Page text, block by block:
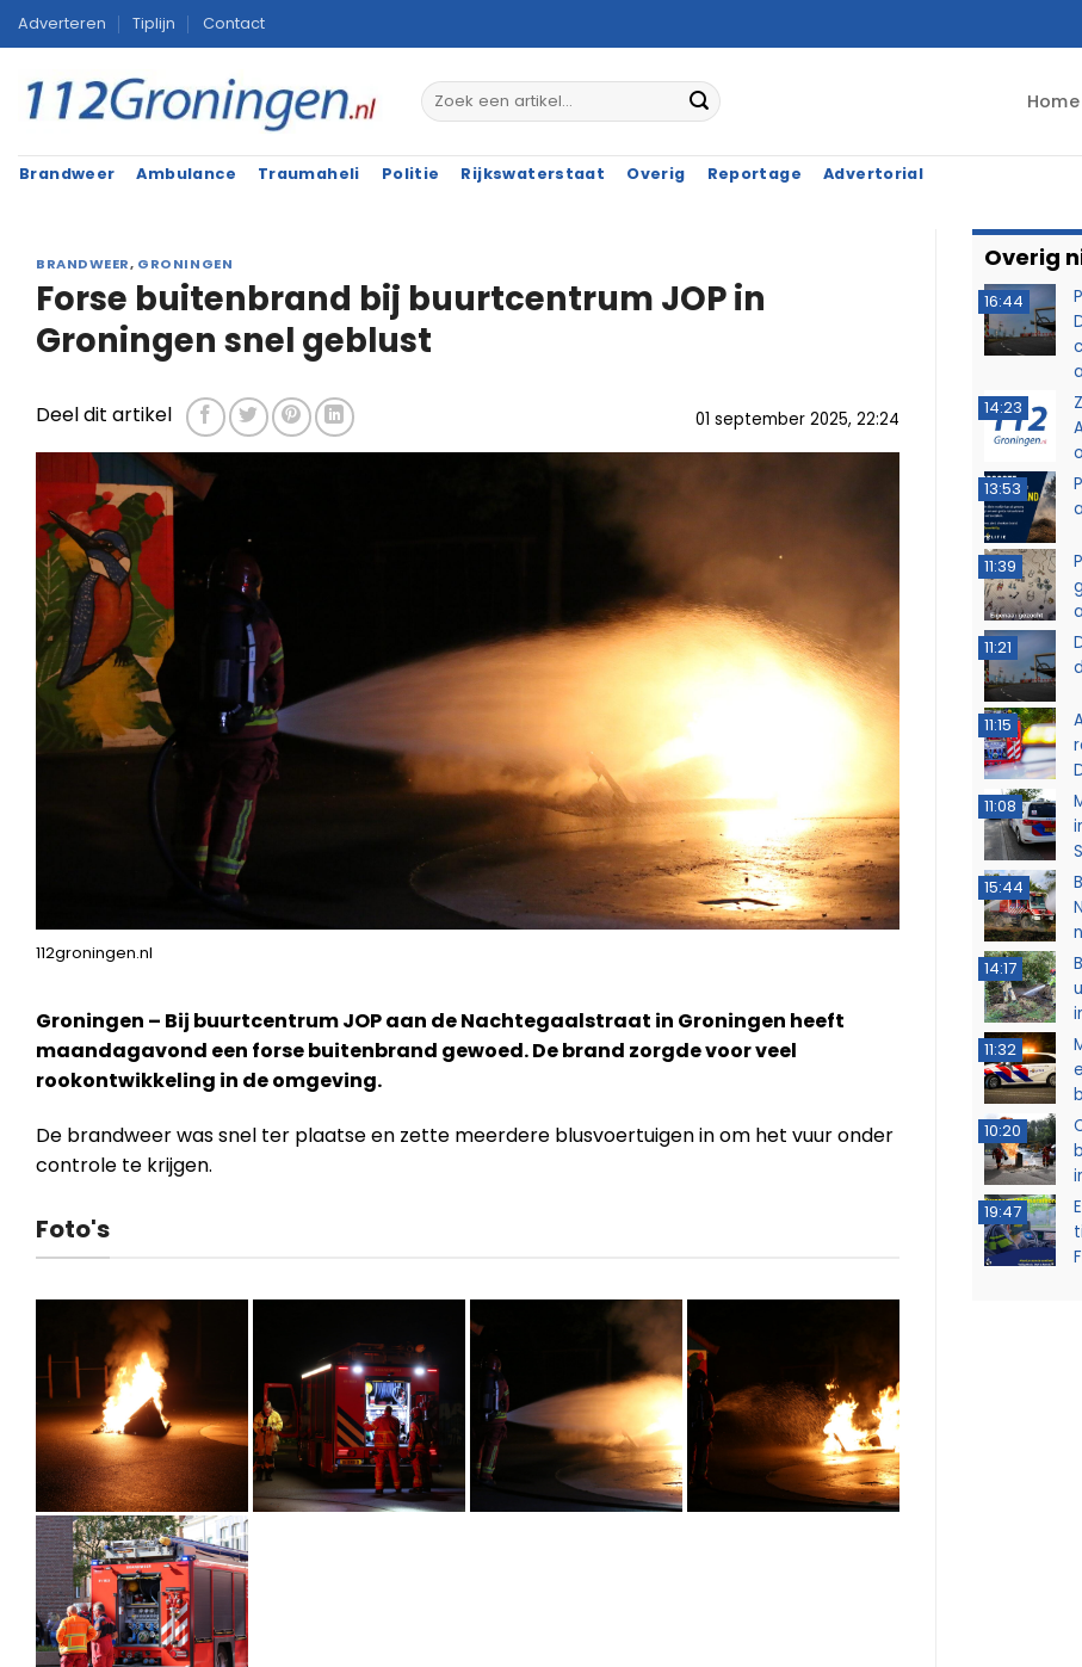
Ga
naar
inhoud
Adverteren Tiplijn Contact
Home
Brandweer Ambulance Traumaheli Politie Rijkswaterstaat Overig Reportage Advertorial
BRANDWEER, GRONINGEN
Forse buitenbrand bij buurtcentrum JOP in
Groningen snel geblust
01 september 2025, 22:24
Deel dit artikel
112groningen.nl
Groningen – Bij buurtcentrum JOP aan de Nachtegaalstraat in Groningen heeft
maandagavond een forse buitenbrand gewoed. De brand zorgde voor veel
rookontwikkeling in de omgeving.
De brandweer was snel ter plaatse en zette meerdere blusvoertuigen in om het vuur onder
controle te krijgen.
Foto's
Overig
16:44
14:23
13:53
11:39
11:21
11:15
11:08
15:44
14:17
11:32
10:20
19:47